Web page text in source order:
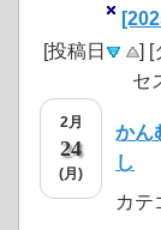
[投稿日
] [
セ
2月
24
(月)
かん
し
カテ